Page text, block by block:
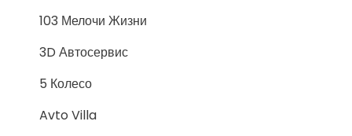
103 Мелочи Жизни
3D Автосервис
5 Колесо
Avto Villa